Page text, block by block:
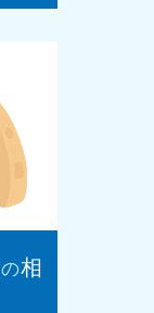
の相